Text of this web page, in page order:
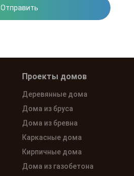
Отправить
Проекты домов
Деревянные дома
Дома из бруса
Дома из бревна
Каркасные дома
Кирпичные дома
Дома из газобетона